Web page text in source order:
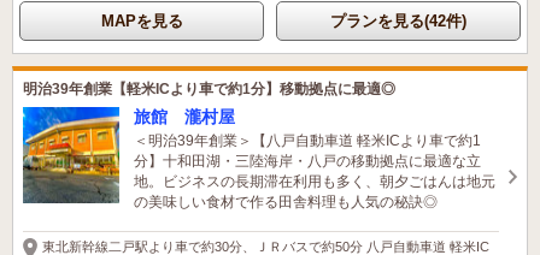
MAPを見る プランを見る(42件)
明治39年創業【軽米ICより車で約1分】移動拠点に最適◎
旅館 瀧村屋
＜明治39年創業＞【八戸自動車道 軽米ICより車で約1
分】十和田湖・三陸海岸・八戸の移動拠点に最適な立
地。ビジネスの長期滞在利用も多く、朝夕ごはんは地元
の美味しい食材で作る田舎料理も人気の秘訣◎
東北新幹線二戸駅より車で約30分、ＪＲバスで約50分 八戸自動車道 軽米IC